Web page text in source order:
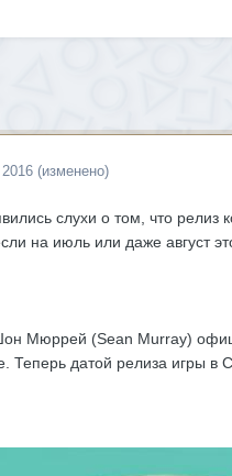
(изменено)
слухи о том, что релиз
на июль или даже август
Мюррей (Sean Murray)
датой релиза игры в